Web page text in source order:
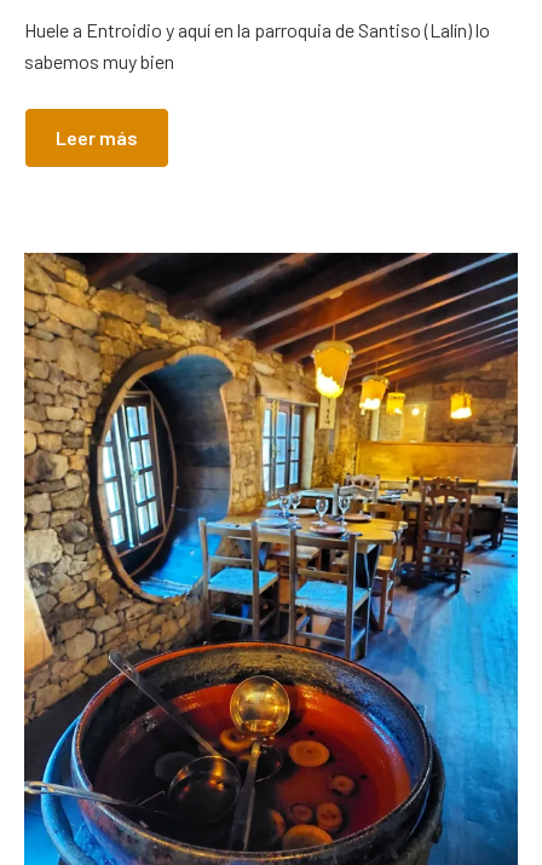
Huele a Entroidio y aquí en la parroquia de Santiso (Lalín) lo
sabemos muy bien
Leer más